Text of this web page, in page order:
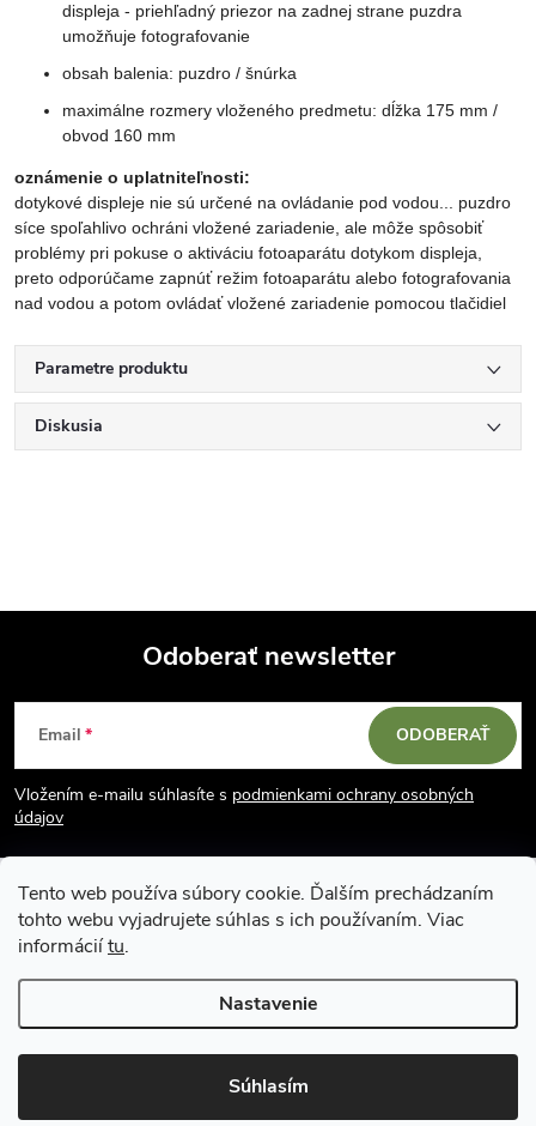
Tento web používa súbory cookie. Ďalším prechádzaním
tohto webu vyjadrujete súhlas s ich používaním. Viac
informáciítu.
Nastavenie
Súhlasím
displeja - priehľadný priezor na zadnej strane puzdra
umožňuje fotografovanie
obsah balenia: puzdro / šnúrka
maximálne rozmery vloženého predmetu: dĺžka 175 mm /
obvod 160 mm
oznámenie o uplatniteľnosti:
dotykové displeje nie sú určené na ovládanie pod vodou... puzdro
síce spoľahlivo ochráni vložené zariadenie, ale môže spôsobiť
problémy pri pokuse o aktiváciu fotoaparátu dotykom displeja,
preto odporúčame zapnúť režim fotoaparátu alebo fotografovania
nad vodou a potom ovládať vložené zariadenie pomocou tlačidiel
Parametre produktu
Diskusia
Z
á
p
ä
e
Odoberať newsletter
Email
Vložením e-mailu súhlasíte s podmienkami ochrany osobných
údajov
ODOBERAŤ
Copyright 2026Vodácky obchod SUN sport. Všetky práva vyhradené.
Upraviť nastavenie cookies